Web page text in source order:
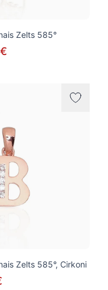
Zelts 585°
Zelts 585°, Cirkoni